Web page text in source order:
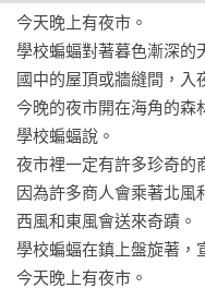
弟弟找回來……
櫻花盛開的公園深處，有
漫步、百鬼夜行，還能通
近，有孩子被殺了，他
物，是人的本能。畏懼代
多大勇氣？
被故事之神親吻、現代
獻上兩則令你從喧囂中重
今天晚上有夜市。
學校蝙蝠對著暮色漸深的
國中的屋頂或牆縫間，入
今晚的夜市開在海角的森
學校蝙蝠說。
夜市裡一定有許多珍奇的
因為許多商人會乘著北風
西風和東風會送來奇蹟。
學校蝙蝠在鎮上盤旋著，
今天晚上有夜市。